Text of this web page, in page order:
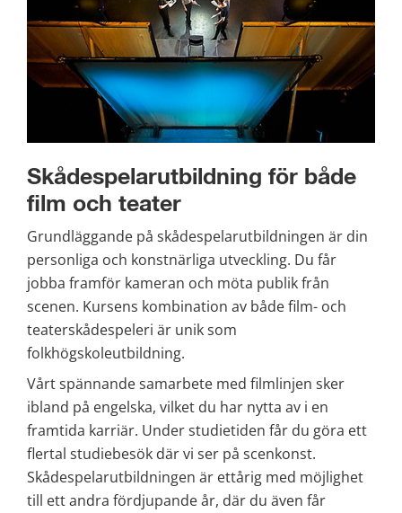
Skådespelarutbildning för både
film och teater
Grundläggande på skådespelarutbildningen är din
personliga och konstnärliga utveckling. Du får
jobba framför kameran och möta publik från
scenen. Kursens kombination av både film- och
teaterskådespeleri är unik som
folkhögskoleutbildning.
Vårt spännande samarbete med filmlinjen sker
ibland på engelska, vilket du har nytta av i en
framtida karriär. Under studietiden får du göra ett
flertal studiebesök där vi ser på scenkonst.
Skådespelarutbildningen är ettårig med möjlighet
till ett andra fördjupande år, där du även får